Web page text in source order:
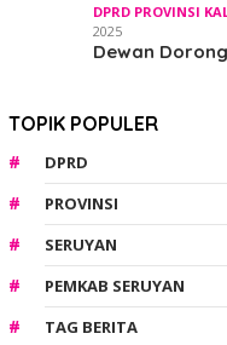
DPRD PROVINSI
2025
Dewan
TOPIK POPULER
DPRD
PROVINSI
SERUYAN
PEMKAB SERUYAN
TAG BERITA